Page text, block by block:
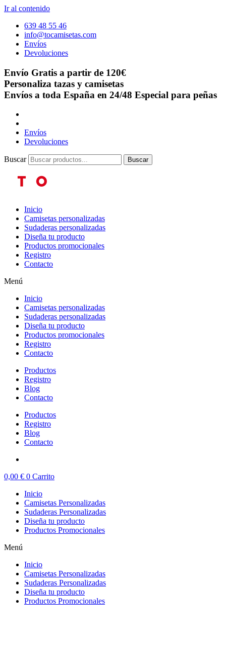
Ir al contenido
639 48 55 46
info@tocamisetas.com
Envíos
Devoluciones
Envío Gratis a partir de 120€
Personaliza tazas y camisetas
Envíos a toda España en 24/48 Especial para peñas
Envíos
Devoluciones
Buscar Buscar
Inicio
Camisetas personalizadas
Sudaderas personalizadas
Diseña tu producto
Productos promocionales
Registro
Contacto
Menú
Inicio
Camisetas personalizadas
Sudaderas personalizadas
Diseña tu producto
Productos promocionales
Registro
Contacto
Productos
Registro
Blog
Contacto
Productos
Registro
Blog
Contacto
0,00 € 0 Carrito
Inicio
Camisetas Personalizadas
Sudaderas Personalizadas
Diseña tu producto
Productos Promocionales
Menú
Inicio
Camisetas Personalizadas
Sudaderas Personalizadas
Diseña tu producto
Productos Promocionales